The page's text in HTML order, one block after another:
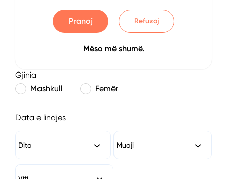
Numri i Telefonit
Gjinia
Mashkull
Femër
Data e lindjes
Dita Muaji
Pranoj Refuzoj
Mëso më shumë.